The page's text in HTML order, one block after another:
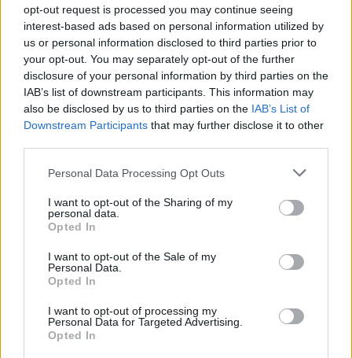
opt-out request is processed you may continue seeing
interest-based ads based on personal information utilized by
us or personal information disclosed to third parties prior to
your opt-out. You may separately opt-out of the further
disclosure of your personal information by third parties on the
IAB’s list of downstream participants. This information may
also be disclosed by us to third parties on the IAB’s List of
Downstream Participants that may further disclose it to other
Personal Data Processing Opt Outs
I want to opt-out of the Sharing of my
personal data.
Opted In
I want to opt-out of the Sale of my
Personal Data.
Opted In
I want to opt-out of processing my
Personal Data for Targeted Advertising.
Opted In